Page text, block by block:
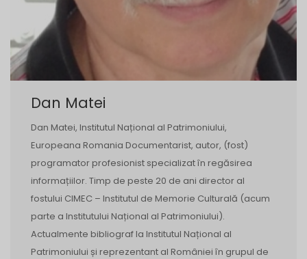
Dan Matei
Dan Matei, Institutul Național al Patrimoniului,
Europeana Romania Documentarist, autor, (fost)
programator profesionist specializat în regăsirea
informațiilor. Timp de peste 20 de ani director al
fostului CIMEC – Institutul de Memorie Culturală (acum
parte a Institutului Național al Patrimoniului).
Actualmente bibliograf la Institutul Național al
Patrimoniului și reprezentant al României în grupul de